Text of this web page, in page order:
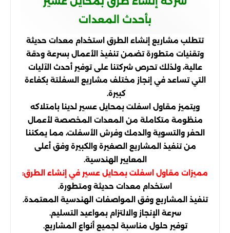
بأحدث المعدات
تتطلب مشاريع إنشاء الطرق استخدام معدات حديثة
وتقنيات متطورة تضمن تنفيذ الأعمال بسرعة ودقة
عالية، ولذلك تحرص شركتنا على توفير أحدث الآليات
التي تساعد في إنجاز مختلف مشاريع السفلتة بكفاءة
كبيرة.
ويتميز مقاول اسفلت بمحايل عسير لدينا بامتلاكه
منظومة متكاملة من المعدات المخصصة لأعمال
الحفر والتسوية والدمك وفرش الأسفلت، مما يمكننا
من تنفيذ المشاريع الصغيرة والكبيرة وفق أعلى
المعايير الهندسية.
مميزات مقاول اسفلت بمحايل عسير في إنشاء الطرق:
استخدام معدات حديثة ومتطورة.
تنفيذ المشاريع وفق المواصفات الهندسية المعتمدة.
سرعة الإنجاز والالتزام بمواعيد التسليم.
توفير حلول مناسبة لجميع أنواع المشاريع.